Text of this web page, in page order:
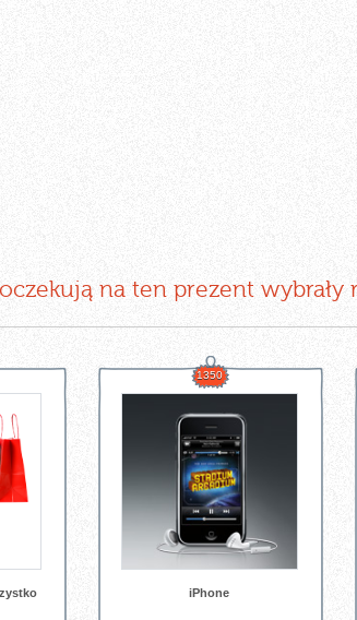
na ten prezent wybrały
1350
iPhone